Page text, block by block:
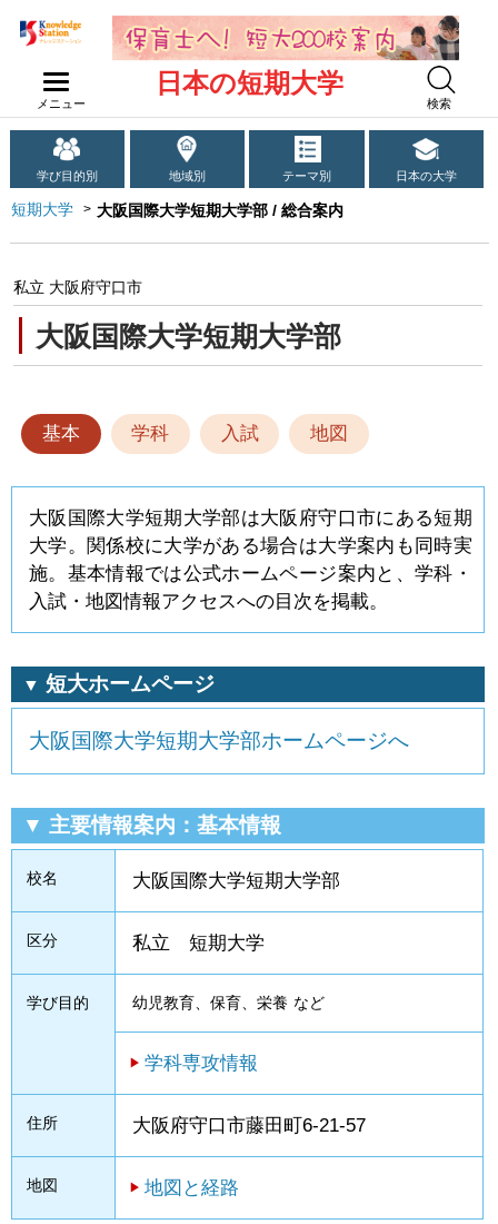
メニュー
日本の短期大学
検索
学び目的別 地域別 テーマ別 日本の大学
短期大学 大阪国際大学短期大学部 / 総合案内
大阪国際大学短期大学部
私立 大阪府守口市
基本 学科 入試 地図
大阪国際大学短期大学部は大阪府守口市にある短期
大学。関係校に大学がある場合は大学案内も同時実
施。基本情報では公式ホームページ案内と、学科・
入試・地図情報アクセスへの目次を掲載。
▼ 短大ホームページ
大阪国際大学短期大学部ホームページへ
▼ 主要情報案内：基本情報
校名 大阪国際大学短期大学部
区分 私立 短期大学
学び目的 幼児教育、保育、栄養 など
学科専攻情報
住所 大阪府守口市藤田町6-21-57
地図 地図と経路